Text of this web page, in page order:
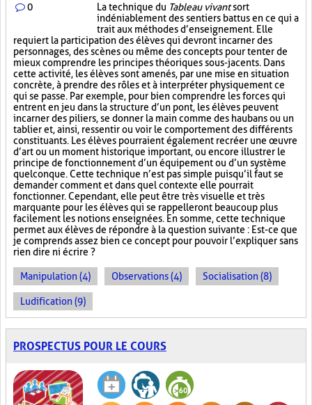
0 La technique du Tableau vivantsort
indéniablement des sentiers battus en ce qui a
trait aux méthodes d’enseignement. Elle
requiert la participation des élèves qui devront incarner des
personnages, des scènes ou même des concepts pour tenter de
mieux comprendre les principes théoriques sous-jacents. Dans
cette activité, les élèves sont amenés, par une mise en situation
concrète, à prendre des rôles et à interpréter physiquement ce
qui se passe. Par exemple, pour bien comprendre les forces qui
entrent en jeu dans la structure d’un pont, les élèves peuvent
incarner des piliers, se donner la main comme des haubans ou un
tablier et, ainsi, ressentir ou voir le comportement des différents
constituants. Les élèves pourraient également recréer une œuvre
d’art ou un moment historique important, ou encore illustrer le
principe de fonctionnement d’un équipement ou d’un système
quelconque. Cette technique n’est pas simple puisqu’il faut se
demander comment et dans quel contexte elle pourrait
fonctionner. Cependant, elle peut être très visuelle et très
marquante pour les élèves qui se rappelleront beaucoup plus
facilement les notions enseignées. En somme, cette technique
permet aux élèves de répondre à la question suivante : Est-ce que
je comprends assez bien ce concept pour pouvoir l’expliquer sans
rien dire ni écrire ?
Manipulation (4) Observations (4) Socialisation (8)
Ludification (9)
PROSPECTUS POUR LE COURS